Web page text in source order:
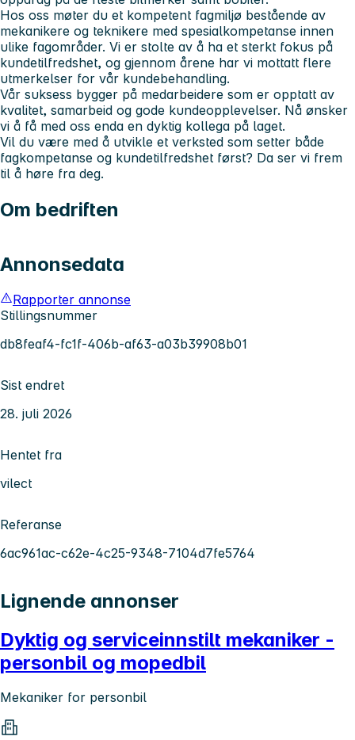
Hos oss møter du et kompetent fagmiljø bestående av
mekanikere og teknikere med spesialkompetanse innen
ulike fagområder. Vi er stolte av å ha et sterkt fokus på
kundetilfredshet, og gjennom årene har vi mottatt flere
utmerkelser for vår kundebehandling.
Vår suksess bygger på medarbeidere som er opptatt av
kvalitet, samarbeid og gode kundeopplevelser. Nå ønsker
vi å få med oss enda en dyktig kollega på laget.
Vil du være med å utvikle et verksted som setter både
fagkompetanse og kundetilfredshet først? Da ser vi frem
til å høre fra deg.
Om bedriften
Annonsedata
Rapporter annonse
Stillingsnummer
db8feaf4-fc1f-406b-af63-a03b39908b01
Sist endret
28. juli 2026
Hentet fra
vilect
Referanse
6ac961ac-c62e-4c25-9348-7104d7fe5764
Lignende annonser
Dyktig og serviceinnstilt mekaniker -
personbil og mopedbil
Mekaniker for personbil